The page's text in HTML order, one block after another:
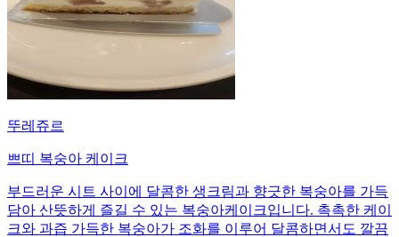
뚜레쥬르
쁘띠 복숭아 케이크
부드러운 시트 사이에 달콤한 생크림과 향긋한 복숭아를 가득
담아 산뜻하게 즐길 수 있는 복숭아케이크입니다. 촉촉한 케이
크와 과즙 가득한 복숭아가 조화를 이루어 달콤하면서도 깔끔